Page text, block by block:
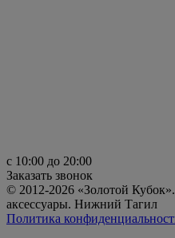
с 10:00 до 20:00
Заказать звонок
© 2012-2026 «Золотой
аксессуары. Нижний Тагил
Политика